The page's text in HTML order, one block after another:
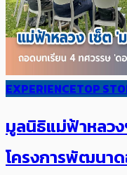
EXPERIENCETOP
มูลนิธิแม่ฟ้าหลว
โครงการพัฒนา